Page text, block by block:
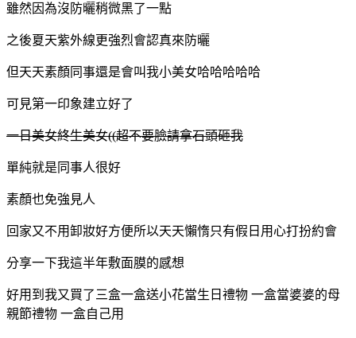
雖然因為沒防曬稍微黑了一點
之後夏天紫外線更強烈會認真來防曬
但天天素顏同事還是會叫我小美女哈哈哈哈哈
可見第一印象建立好了
一日美女終生美女((超不要臉請拿石頭砸我
單純就是同事人很好
素顏也免強見人
回家又不用卸妝好方便所以天天懶惰只有假日用心打扮約會
分享一下我這半年敷面膜的感想
好用到我又買了三盒一盒送小花當生日禮物 一盒當婆婆的母
親節禮物 一盒自己用